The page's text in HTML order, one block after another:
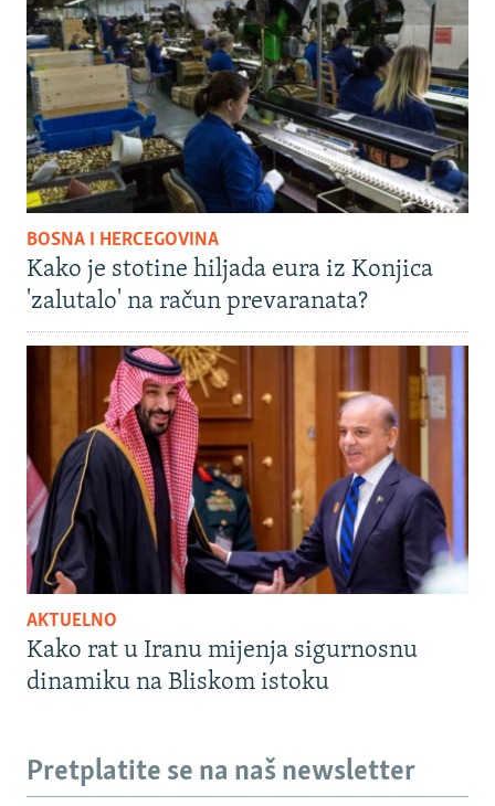
BOSNA I HERCEGOVINA
Kako je stotine hiljada eura iz Konjica
'zalutalo' na račun prevaranata?
AKTUELNO
Kako rat u Iranu mijenja sigurnosnu
dinamiku na Bliskom istoku
Pretplatite se na naš newsletter